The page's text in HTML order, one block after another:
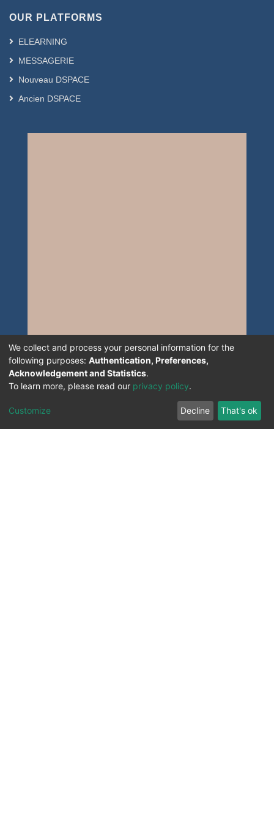
OUR PLATFORMS
ELEARNING
MESSAGERIE
Nouveau DSPACE
Ancien DSPACE
We collect and process your personal information for the
following purposes: Authentication, Preferences,
Acknowledgement and Statistics.
To learn more, please read our privacy policy.
Customize Decline That's ok